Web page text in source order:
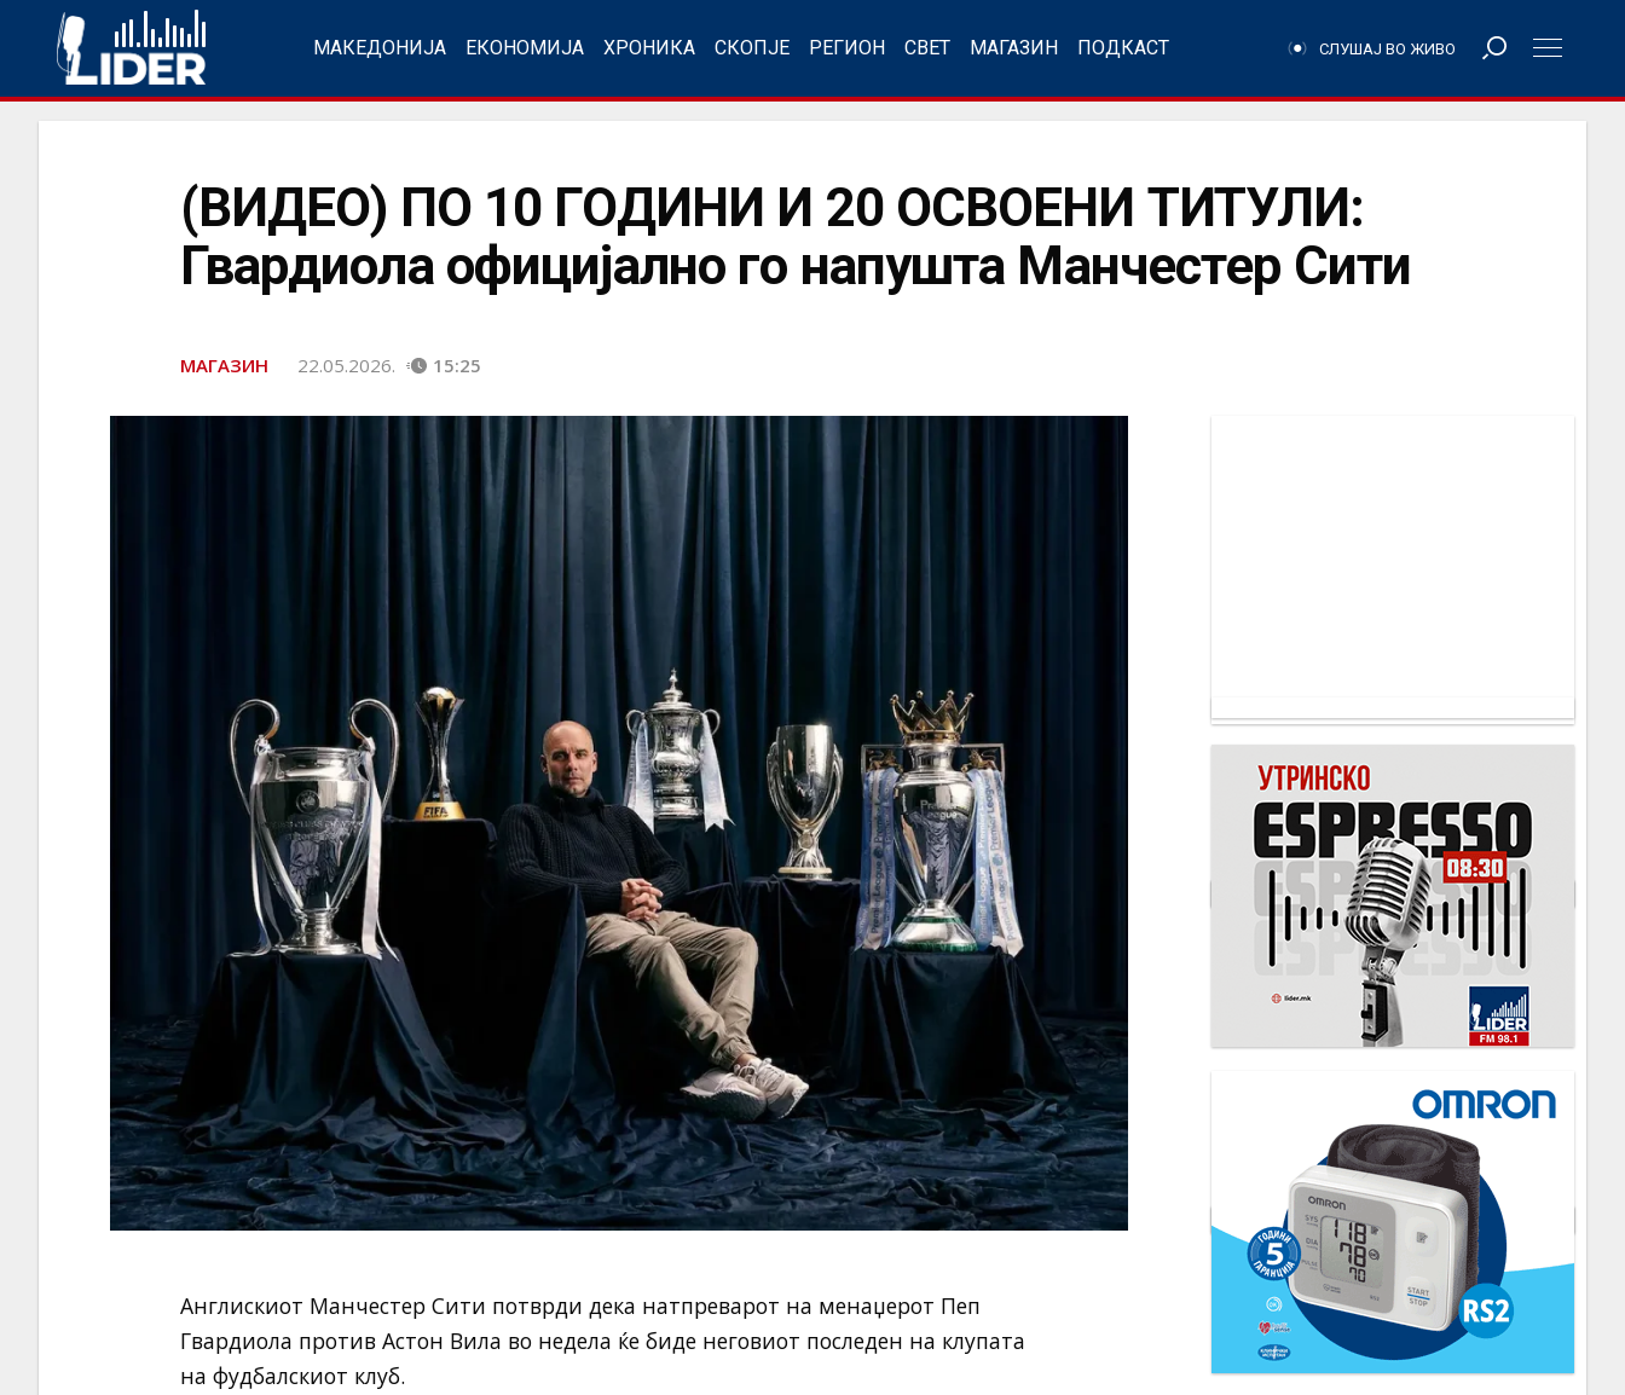
МАКЕДОНИЈА ЕКОНОМИЈА ХРОНИКА СКОПЈЕ РЕГИОН СВЕТ МАГАЗИН ПОДКАСТ СЛУШАЈ ВО ЖИВО
(ВИДЕО) ПО 10 ГОДИНИ И 20 ОСВОЕНИ ТИТУЛИ:
Гвардиола официјално го напушта Манчестер Сити
МАГАЗИН 22.05.2026. 15:25
Англискиот Манчестер Сити потврди дека натпреварот на менаџерот Пеп
Гвардиола против Астон Вила во недела ќе биде неговиот последен на клупата
на фудбалскиот клуб.